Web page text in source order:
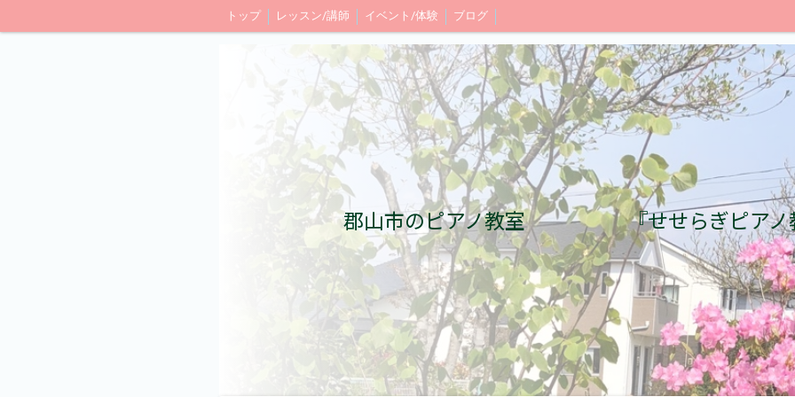
トップ レッスン/講師 イベント/体験 ブログ
郡山市のピアノ教室 『せせらぎピアノ